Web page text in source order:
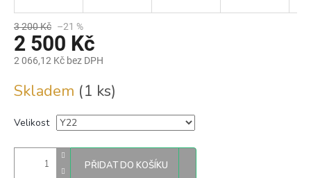
3 200 Kč –21 %
2 500 Kč
2 066,12 Kč bez DPH
cena:
Skladem (1 ks)
Velikost
PŘIDAT DO KOŠÍKU